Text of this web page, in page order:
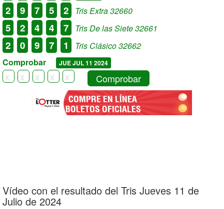
2 9 7 5 2 Tris Extra 32660
5 2 4 4 7 Tris De las Siete 32661
2 0 9 7 1
Tris Clásico 32662
Comprobar
JUE JUL 11 2024
Comprobar
Vídeo con el resultado del Tris Jueves 11 de
Julio de 2024